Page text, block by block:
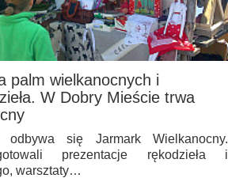
palm wielkanocnych i
W Dobry Mieście trwa
się Jarmark Wielkanocny.
prezentacje rękodzieła i
warsztaty…